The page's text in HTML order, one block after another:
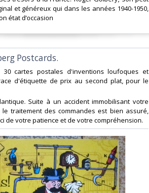
et généreux qui dans les années 1940-1950,
état d’occasion
Postcards.
30 cartes postales d'inventions loufoques et
d'étiquette de prix au second plat, pour le
Suite à un accident immobilisant votre
traitement des commandes est bien assuré,
de votre patience et de votre compréhension.‎